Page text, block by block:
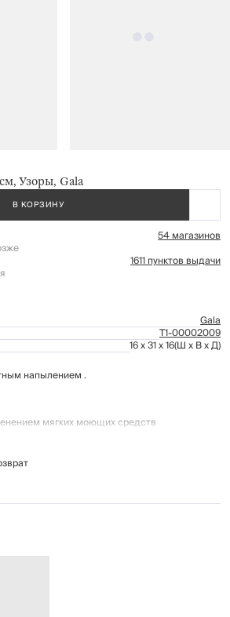
Узоры, Gala
В КОРЗИНУ
54 магазинов
1611 пунктов выдачи
Gala
Т1-00002009
16 x 31 x 16(Ш x В x Д)
напылением .
мягких моющих средств
абразивные чистящие средства и